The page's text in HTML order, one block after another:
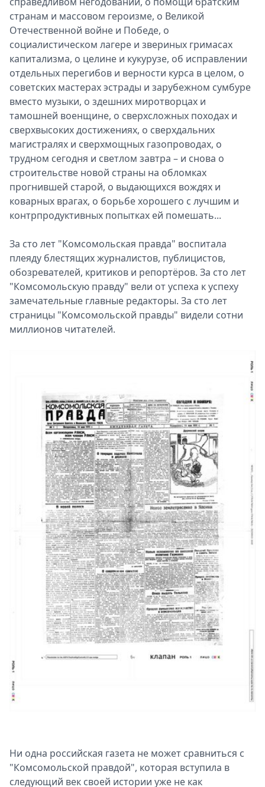
странам и массовом героизме, о Великой
Отечественной войне и Победе, о
социалистическом лагере и звериных гримасах
капитализма, о целине и кукурузе, об исправлении
отдельных перегибов и верности курса в целом, о
советских мастерах эстрады и зарубежном сумбуре
вместо музыки, о здешних миротворцах и
тамошней военщине, о сверхсложных походах и
сверхвысоких достижениях, о сверхдальних
магистралях и сверхмощных газопроводах, о
трудном сегодня и светлом завтра – и снова о
строительстве новой страны на обломках
прогнившей старой, о выдающихся вождях и
коварных врагах, о борьбе хорошего с лучшим и
контрпродуктивных попытках ей помешать...
За сто лет "Комсомольская правда" воспитала
плеяду блестящих журналистов, публицистов,
обозревателей, критиков и репортёров. За сто лет
"Комсомольскую правду" вели от успеха к успеху
замечательные главные редакторы. За сто лет
страницы "Комсомольской правды" видели сотни
миллионов читателей.
Ни одна российская газета не может сравниться с
"Комсомольской правдой", которая вступила в
следующий век своей истории уже не как